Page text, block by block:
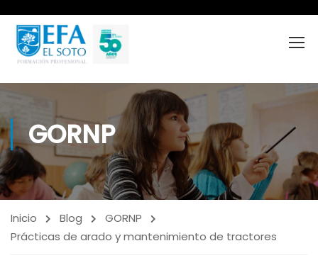
GORNP
Inicio Blog
GORNP
Prácticas de arado y mantenimiento de tractores